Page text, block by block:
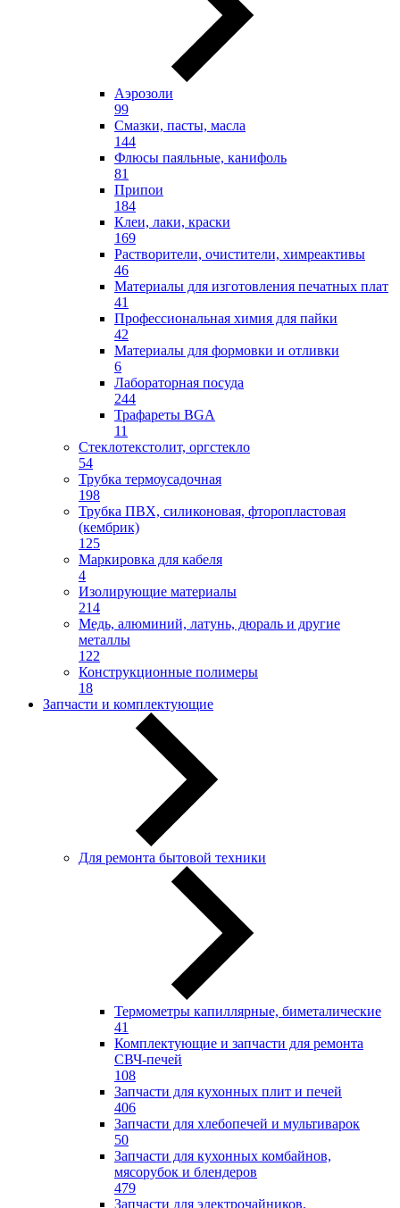
Аэрозоли
99
Смазки, пасты, масла
144
Флюсы паяльные, канифоль
81
Припои
184
Клеи, лаки, краски
169
Растворители, очистители, химреактивы
46
Материалы для изготовления печатных плат
41
Профессиональная химия для пайки
42
Материалы для формовки и отливки
6
Лабораторная посуда
244
Трафареты BGA
11
Стеклотекстолит, оргстекло
54
Трубка термоусадочная
198
Трубка ПВХ, силиконовая, фторопластовая
(кембрик)
125
Маркировка для кабеля
4
Изолирующие материалы
214
Медь, алюминий, латунь, дюраль и другие
металлы
122
Конструкционные полимеры
18
Запчасти и комплектующие
Для ремонта бытовой техники
Термометры капиллярные, биметалические
41
Комплектующие и запчасти для ремонта
СВЧ-печей
108
Запчасти для кухонных плит и печей
406
Запчасти для хлебопечей и мультиварок
50
Запчасти для кухонных комбайнов,
мясорубок и блендеров
479
Запчасти для электрочайников,